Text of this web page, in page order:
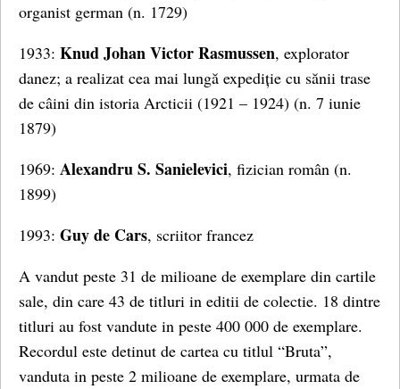
organist german (n. 1729)
1933: Knud Johan Victor Rasmussen, explorator
danez; a realizat cea mai lungă expediție cu sănii trase
de câini din istoria Arcticii (1921 – 1924) (n. 7 iunie
1879)
1969: Alexandru S. Sanielevici, fizician român (n.
1899)
1993: Guy de Cars, scriitor francez
A vandut peste 31 de milioane de exemplare din cartile
sale, din care 43 de titluri in editii de colectie. 18 dintre
titluri au fost vandute in peste 400 000 de exemplare.
Recordul este detinut de cartea cu titlul “Bruta”,
vanduta in peste 2 milioane de exemplare, urmata de